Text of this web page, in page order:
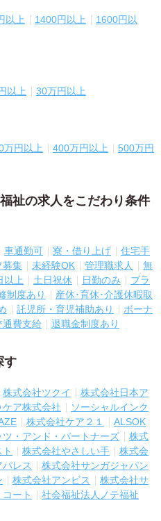
以上 1400円以上
1600円以
以上 30万円以上
万円以上 400万円以上
500万円
祉の求人をこだわり条件
車通勤可 寮・借り上げ
住宅手
募集 未経験OK 管理職求人
無
以上 土日祝休 日勤のみ
ブラ
制度あり
産休･育休･介護休暇取
託児所・育児補助あり
ボーナ
通費支給 退職金制度あり
す
株式会社ツクイ
株式会社日本ア
ケア株式会社
ソーシャルインク
株式会社ケア２１
ALSOK
・アンド・パートナーズ
株式
株式会社やさしい手
株式会
レス
株式会社サンガジャパン
株式会社アンビス
株式会社サ
ート
社会福祉法人ノテ福祉